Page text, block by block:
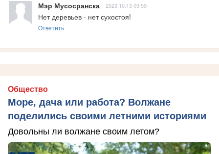
Мэр Мусосранска 2023.10.13 09:59
Нет деревьев - нет сухостоя!
Ответить
Общество
Море, дача или работа? Волжане
поделились своими летними историями
Довольны ли волжане своим летом?